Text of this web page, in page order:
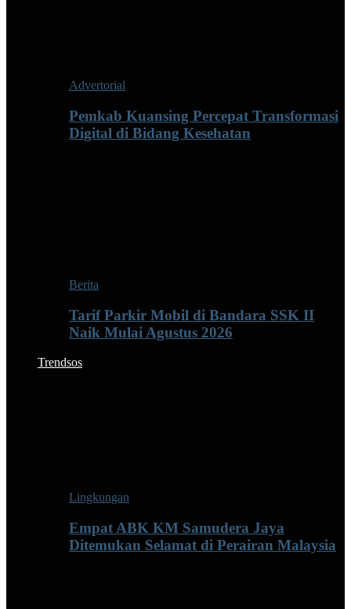
Advertorial
Pemkab Kuansing Percepat Transformasi
Digital di Bidang Kesehatan
Berita
Tarif Parkir Mobil di Bandara SSK II
Naik Mulai Agustus 2026
Trendsos
Lingkungan
Empat ABK KM Samudera Jaya
Ditemukan Selamat di Perairan Malaysia